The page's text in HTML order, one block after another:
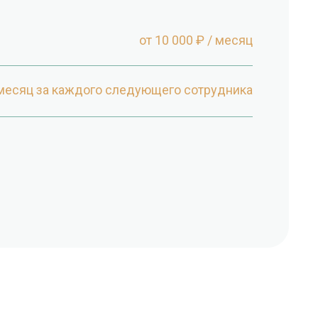
за каждого следующего сотрудника
от 10 000 ₽ / месяц